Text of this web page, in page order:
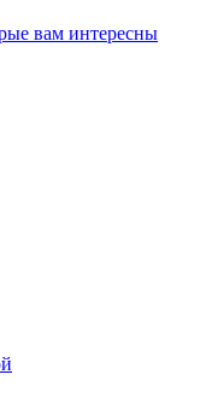
вам интересны